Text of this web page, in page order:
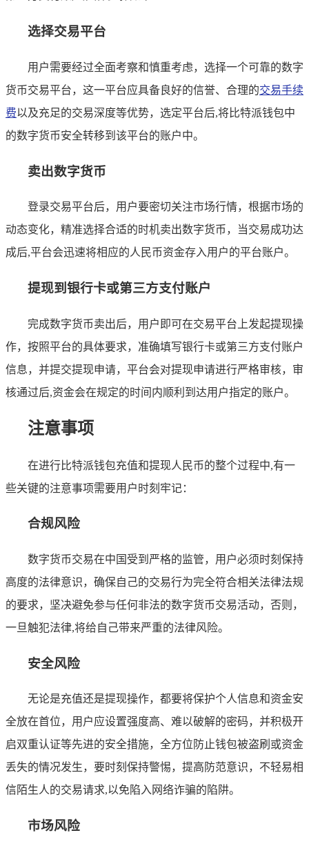
选择交易平台
用户需要经过全面考察和慎重考虑，选择一个可靠的数字
货币交易平台，这一平台应具备良好的信誉、合理的交易手续
费以及充足的交易深度等优势，选定平台后,将比特派钱包中
的数字货币安全转移到该平台的账户中。
卖出数字货币
登录交易平台后，用户要密切关注市场行情，根据市场的
动态变化，精准选择合适的时机卖出数字货币，当交易成功达
成后,平台会迅速将相应的人民币资金存入用户的平台账户。
提现到银行卡或第三方支付账户
完成数字货币卖出后，用户即可在交易平台上发起提现操
作，按照平台的具体要求，准确填写银行卡或第三方支付账户
信息，并提交提现申请，平台会对提现申请进行严格审核，审
核通过后,资金会在规定的时间内顺利到达用户指定的账户。
注意事项
在进行比特派钱包充值和提现人民币的整个过程中,有一
些关键的注意事项需要用户时刻牢记：
合规风险
数字货币交易在中国受到严格的监管，用户必须时刻保持
高度的法律意识，确保自己的交易行为完全符合相关法律法规
的要求，坚决避免参与任何非法的数字货币交易活动，否则，
一旦触犯法律,将给自己带来严重的法律风险。
安全风险
无论是充值还是提现操作，都要将保护个人信息和资金安
全放在首位，用户应设置强度高、难以破解的密码，并积极开
启双重认证等先进的安全措施，全方位防止钱包被盗刷或资金
丢失的情况发生，要时刻保持警惕，提高防范意识，不轻易相
信陌生人的交易请求,以免陷入网络诈骗的陷阱。
市场风险